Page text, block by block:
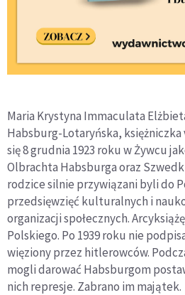
Maria Krystyna Immaculata
Habsburg-Lotaryńska,
się 8 grudnia 1923 roku w Żywcu
Olbrachta Habsburga oraz
rodzice silnie przywiązani byli do
przedsięwzięć kulturalnych i
organizacji społecznych.
Polskiego. Po 1939 roku nie
więziony przez hitlerowców.
mogli darować Habsburgom
nich represje. Zabrano im majątek.